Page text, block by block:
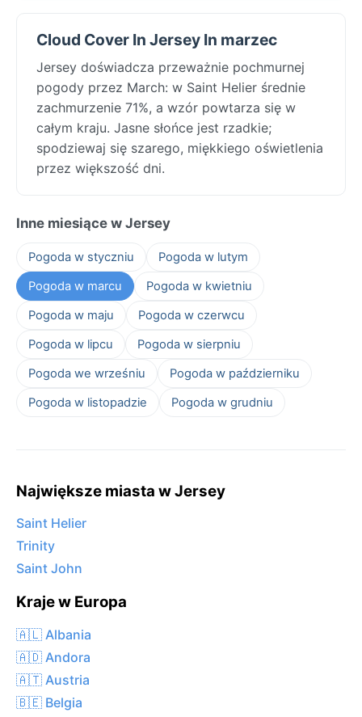
Cloud Cover In Jersey In marzec
Jersey doświadcza przeważnie pochmurnej
pogody przez March: w Saint Helier średnie
zachmurzenie 71%, a wzór powtarza się w
całym kraju. Jasne słońce jest rzadkie;
spodziewaj się szarego, miękkiego oświetlenia
przez większość dni.
Inne miesiące w Jersey
Pogoda w styczniu
Pogoda w lutym
Pogoda w marcu
Pogoda w kwietniu
Pogoda w maju
Pogoda w czerwcu
Pogoda w lipcu
Pogoda w sierpniu
Pogoda we wrześniu
Pogoda w październiku
Pogoda w listopadzie
Pogoda w grudniu
Największe miasta w Jersey
Saint Helier
Trinity
Saint John
Kraje w Europa
🇦🇱 Albania
🇦🇩 Andora
🇦🇹 Austria
🇧🇪 Belgia